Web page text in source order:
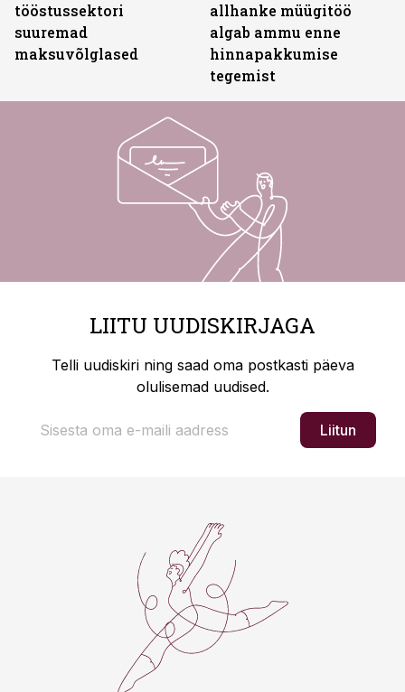
tööstussektori
suuremad
maksuvõlglased
allhanke müügitöö
algab ammu enne
hinnapakkumise
tegemist
LIITU UUDISKIRJAGA
Telli uudiskiri ning saad oma postkasti päeva
olulisemad uudised.
Liitun